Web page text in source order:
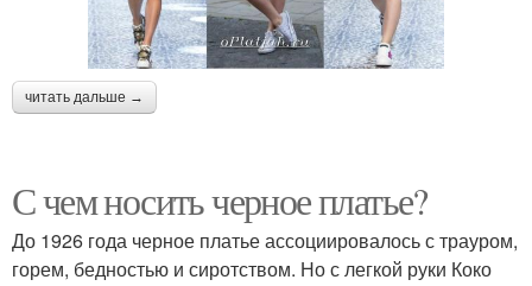
читать дальше →
С чем носить черное платье?
До 1926 года черное платье ассоциировалось с трауром,
горем, бедностью и сиротством. Но с легкой руки Коко